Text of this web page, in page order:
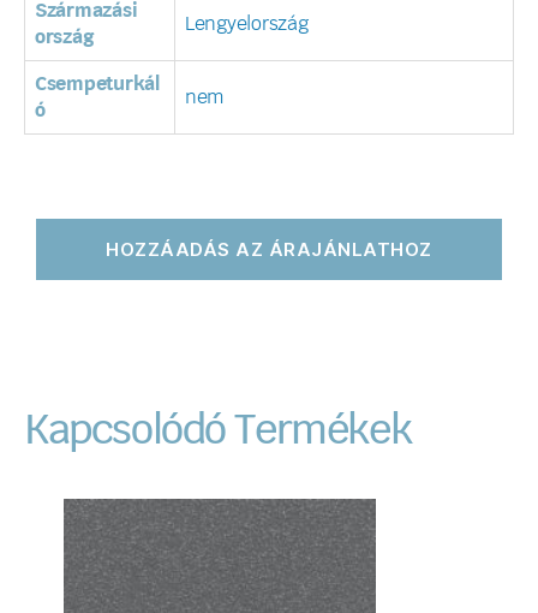
Származási
ország
Lengyelország
Csempeturkál
ó
nem
HOZZÁADÁS AZ ÁRAJÁNLATHOZ
Kapcsolódó Termékek